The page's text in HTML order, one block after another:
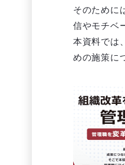
そのために
信やモチベ
本資料では
めの施策に